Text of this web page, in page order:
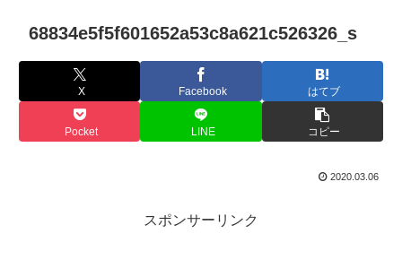
68834e5f5f601652a53c8a621c526326_s
X Facebook はてブ
Pocket LINE コピー
2020.03.06
スポンサーリンク